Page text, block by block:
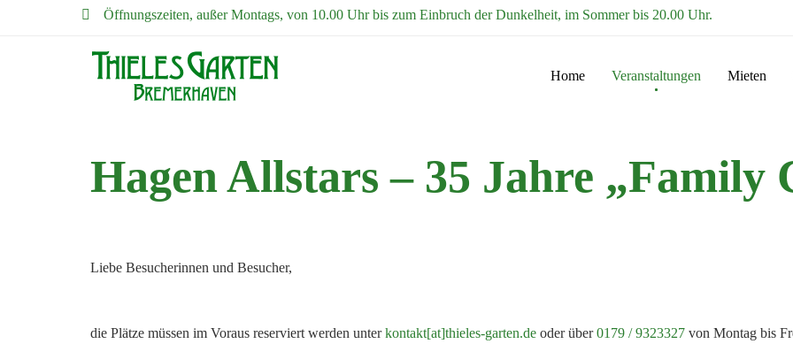
Öffnungszeiten, außer Montags, von 10.00 Uhr bis zum Einbruch der Dunkelheit, im Sommer bis 20.00 Uhr.
Home Veranstaltungen Mieten
Hagen Allstars – 35 Jahre „Family
Liebe Besucherinnen und Besucher,
die Plätze müssen im Voraus reserviert werden unterkontakt[at]thieles-garten.de oder über0179 / 9323327 von Montag bis